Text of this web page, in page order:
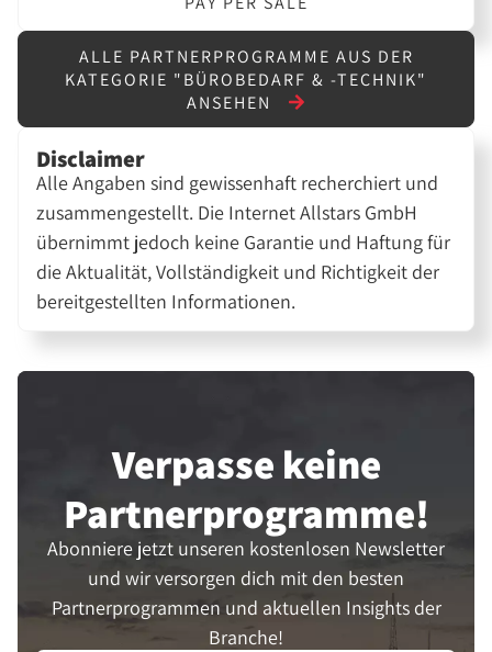
ALLE PARTNERPROGRAMME AUS DER
KATEGORIE "BÜROBEDARF & -TECHNIK"
ANSEHEN
Disclaimer
Alle Angaben sind gewissenhaft recherchiert und
zusammengestellt. Die Internet Allstars GmbH
übernimmt jedoch keine Garantie und Haftung für
die Aktualität, Vollständigkeit und Richtigkeit der
bereitgestellten Informationen.
Verpasse keine
Partner­programme!
Abonniere jetzt unseren kostenlosen Newsletter
und wir versorgen dich mit den besten
Partnerprogrammen und aktuellen Insights der
Branche!